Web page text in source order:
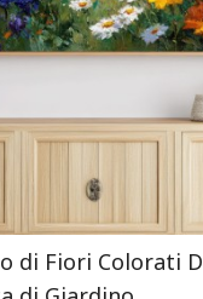
di Fiori Colorati